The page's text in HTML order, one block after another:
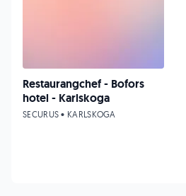
Restaurangchef - Bofors
hotel - Karlskoga
SECURUS • KARLSKOGA